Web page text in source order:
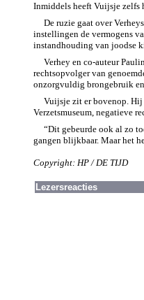
Inmiddels heeft Vuijsje zelfs
De ruzie gaat over
instellingen de vermogens
instandhouding van joodse
Verhey en co-auteur
rechtsopvolger van
onzorgvuldig brongebruik
Vuijsje zit er bovenop. Hij
Verzetsmuseum, negatieve
“Dit gebeurde ook al zo
gangen blijkbaar. Maar het
Copyright: HP / DE TIJD
Lezersreacties